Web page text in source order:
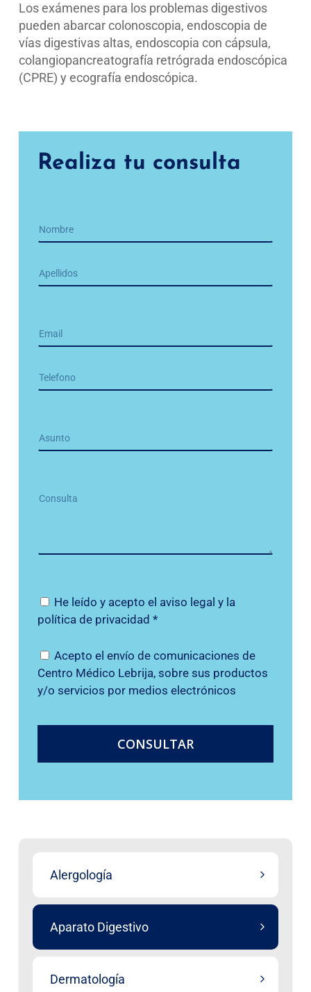
Alergología
Aparato Digestivo
Dermatología
Los exámenes para los problemas digestivos
pueden abarcar colonoscopia, endoscopia de
vías digestivas altas, endoscopia con cápsula,
colangiopancreatografía retrógrada endoscópica
(CPRE) y ecografía endoscópica.
Realiza tu consulta
He leído y acepto el aviso legal y la
política de privacidad *
Acepto el envío de comunicaciones de
Centro Médico Lebrija, sobre sus productos
y/o servicios por medios electrónicos